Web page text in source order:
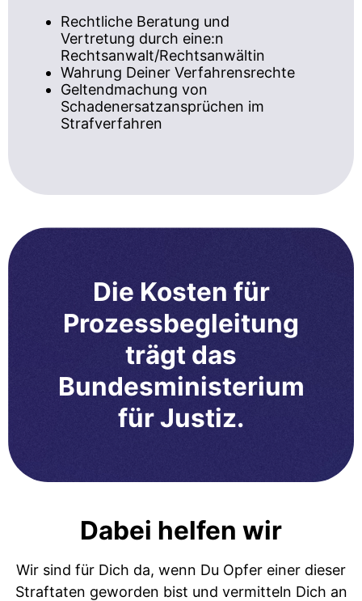
Rechtliche Beratung und
Vertretung durch eine:n
Rechtsanwalt/Rechtsanwältin
Wahrung Deiner Verfahrensrechte
Geltendmachung von
Schadenersatzansprüchen im
Strafverfahren
Die Kosten für
Prozessbegleitung
trägt das
Bundesministerium
für Justiz.
Dabei helfen wir
Wir sind für Dich da, wenn Du Opfer einer dieser
Straftaten geworden bist und vermitteln Dich an